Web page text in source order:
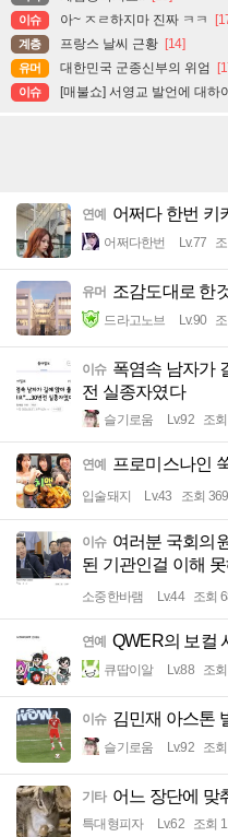
이슈 아~ ㅈㄹ하지마 진짜 ㅋㅋ
계층 프랑스 날씨 근황 [14]
유머 대한민국 군종신부의 위엄
이슈 [매불쇼] 서영교 발언에 대하
연예 어쩌다 한번 키
어쩌다한번 Lv.77
유머 조감도대로 한
드라고노브 Lv.90
이슈 폭염속 남자가
전 실종자였다
슬기로움 Lv.92 조
연예 프로미스나인
입술돼지 Lv.43 조회 369
이슈 여러분 국회의
된 기관인걸 이해
소중한바램 Lv.44 조회
연예 QWER의 보컬
큐땁이알 Lv.88 조
이슈 김민재 아스톤
슬기로움 Lv.92 조
기타 어느 장단에 맞
특대형피자 Lv.62 조회